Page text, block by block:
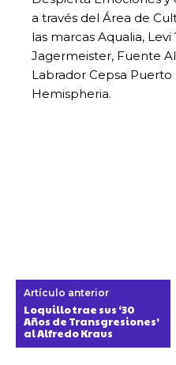
a través del Área de
las marcas Aqualia,
Jagermeister, Fuente
Labrador Cepsa Puerto
Hemispheria.
Artículo anterior
Loquillo trae sus ‘30
Años de Transgresiones’
al Alfredo Kraus